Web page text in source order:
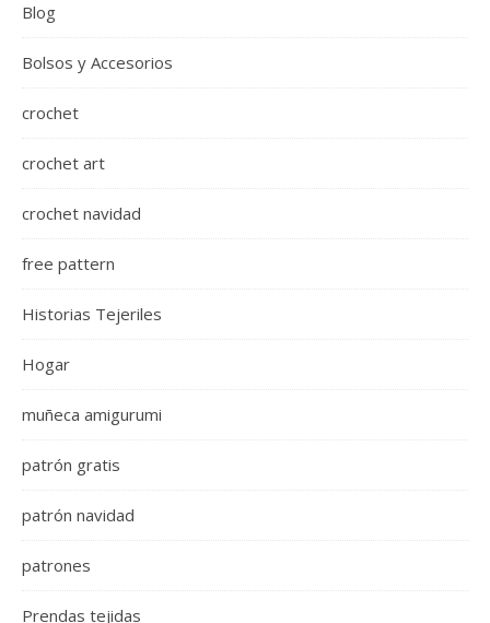
Blog
Bolsos y Accesorios
crochet
crochet art
crochet navidad
free pattern
Historias Tejeriles
Hogar
muñeca amigurumi
patrón gratis
patrón navidad
patrones
Prendas tejidas